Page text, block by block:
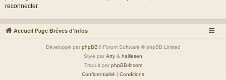
reconnecter.
Accueil Page Brèves d'infos
Développé par phpBB® Forum Software © phpBB Limited
Style par Arty & halilesen
Traduit par phpBB-fr.com
Confidentialité | Conditions